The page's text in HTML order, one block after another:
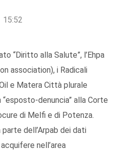
15:52
“Diritto alla Salute”, l’Ehpa
association), i Radicali
e Matera Città plurale
denuncia” alla Corte
di Melfi e di Potenza.
dell’Arpab dei dati
nell’area